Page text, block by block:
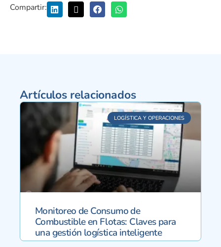
Compartir:
Artículos relacionados
LOGÍSTICA Y OPERACIONES
Monitoreo de Consumo de
Combustible en Flotas: Claves para
una gestión logística inteligente